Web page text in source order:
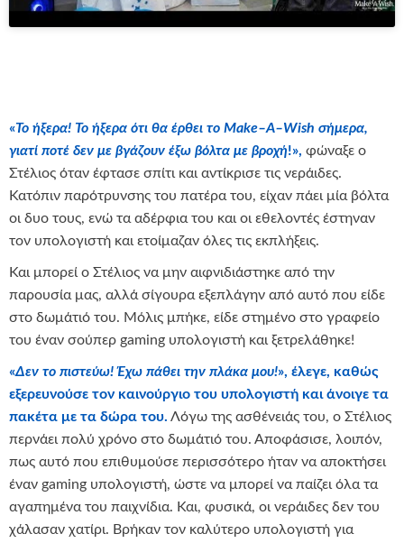
«Το ήξερα! Το ήξερα ότι θα έρθει το Make–A–Wish σήμερα,
γιατί ποτέ δεν με βγάζουν έξω βόλτα με βροχή!», φώναξε ο
Στέλιος όταν έφτασε σπίτι και αντίκρισε τις νεράιδες.
Κατόπιν παρότρυνσης του πατέρα του, είχαν πάει μία βόλτα
οι δυο τους, ενώ τα αδέρφια του και οι εθελοντές έστηναν
τον υπολογιστή και ετοίμαζαν όλες τις εκπλήξεις.
Και μπορεί ο Στέλιος να μην αιφνιδιάστηκε από την
παρουσία μας, αλλά σίγουρα εξεπλάγην από αυτό που είδε
στο δωμάτιό του. Μόλις μπήκε, είδε στημένο στο γραφείο
του έναν σούπερ gaming υπολογιστή και ξετρελάθηκε!
«Δεν το πιστεύω! Έχω πάθει την πλάκα μου!», έλεγε, καθώς
εξερευνούσε τον καινούργιο του υπολογιστή και άνοιγε τα
πακέτα με τα δώρα του. Λόγω της ασθένειάς του, ο Στέλιος
περνάει πολύ χρόνο στο δωμάτιό του. Αποφάσισε, λοιπόν,
πως αυτό που επιθυμούσε περισσότερο ήταν να αποκτήσει
έναν gaming υπολογιστή, ώστε να μπορεί να παίζει όλα τα
αγαπημένα του παιχνίδια. Και, φυσικά, οι νεράιδες δεν του
χάλασαν χατίρι. Βρήκαν τον καλύτερο υπολογιστή για